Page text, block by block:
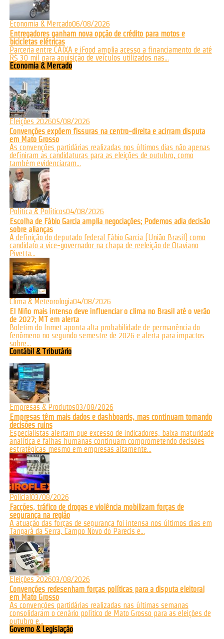
Economia & Mercado06/08/2026
Entregadores ganham nova opção de crédito para motos e
bicicletas elétricas
Parceria entre CAIXA e iFood amplia acesso a financiamento de até
R$ 30 mil para aquisição de veículos utilizados nas...
Economia & Mercado
Eleições 202605/08/2026
Convenções expõem fissuras na centro-direita e acirram disputa
em Mato Grosso
As convenções partidárias realizadas nos últimos dias não apenas
definiram as candidaturas para as eleições de outubro, como
também evidenciaram...
Política & Políticos04/08/2026
Escolha de Fábio Garcia amplia negociações; Podemos adia decisão
sobre alianças
A definição do deputado federal Fábio Garcia (União Brasil) como
candidato a vice-governador na chapa de reeleição de Otaviano
Pivetta...
Clima & Meteorologia04/08/2026
El Niño mais intenso deve influenciar o clima no Brasil até o verão
de 2027; MT em alerta
Boletim do Inmet aponta alta probabilidade de permanência do
fenômeno no segundo semestre de 2026 e alerta para impactos
sobre...
Contábil & Tributário
Empresas & Produtos03/08/2026
Empresas têm mais dados e dashboards, mas continuam tomando
decisões ruins
Especialistas alertam que excesso de indicadores, baixa maturidade
analítica e falhas humanas continuam comprometendo decisões
estratégicas mesmo em empresas altamente...
Policial 03/08/2026
Facções, tráfico de drogas e violência mobilizam forças de
segurança na região
A atuação das forças de segurança foi intensa nos últimos dias em
Tangará da Serra, Campo Novo do Parecis e...
Eleições 202603/08/2026
Convenções redesenham forças políticas para a disputa eleitoral
em Mato Grosso
As convenções partidárias realizadas nas últimas semanas
consolidaram o cenário político de Mato Grosso para as eleições de
outubro e...
Governo & Legislação